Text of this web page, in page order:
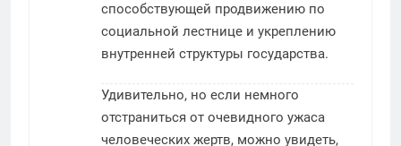
способствующей продвижению по
социальной лестнице и укреплению
внутренней структуры государства.
Удивительно, но если немного
отстраниться от очевидного ужаса
человеческих жертв, можно увидеть,